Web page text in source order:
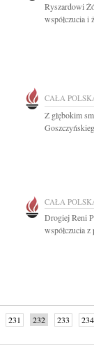
Ryszardowi
współczucia i
CAŁA
Z głębokim
CAŁA
Drogiej Reni
współczucia
231 232 233
234